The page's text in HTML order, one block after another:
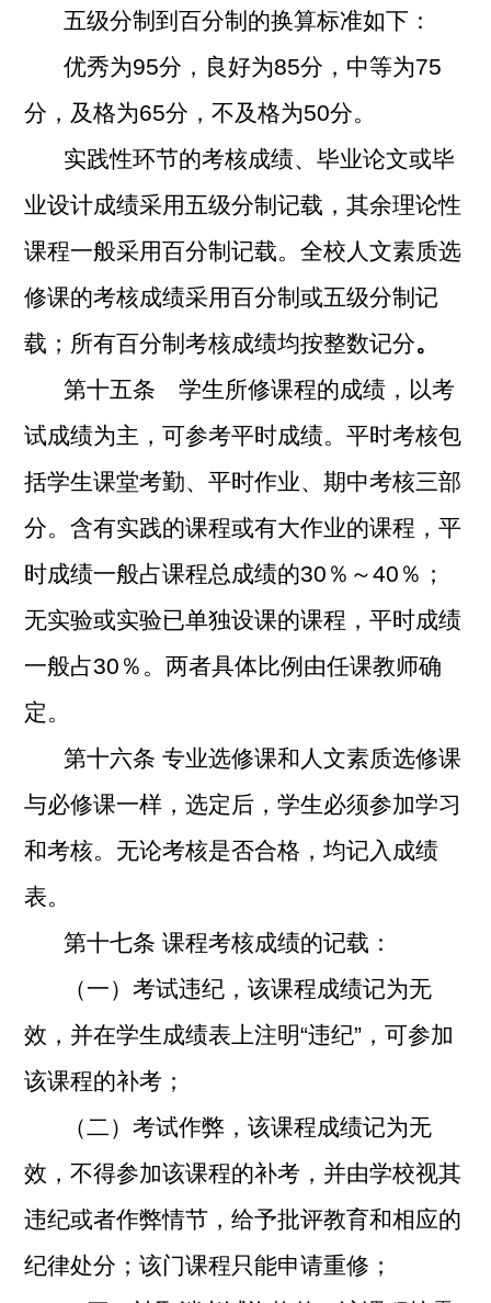
五级分制到百分制的换算标准如下：
优秀为95分，良好为85分，中等为75
分，及格为65分，不及格为50分。
实践性环节的考核成绩、毕业论文或毕
业设计成绩采用五级分制记载，其余理论性
课程一般采用百分制记载。全校人文素质选
修课的考核成绩采用百分制或五级分制记
载；所有百分制考核成绩均按整数记分。
第十五条 学生所修课程的成绩，以考
试成绩为主，可参考平时成绩。平时考核包
括学生课堂考勤、平时作业、期中考核三部
分。含有实践的课程或有大作业的课程，平
时成绩一般占课程总成绩的30％～40％；
无实验或实验已单独设课的课程，平时成绩
一般占30％。两者具体比例由任课教师确
定。
第十六条 专业选修课和人文素质选修课
与必修课一样，选定后，学生必须参加学习
和考核。无论考核是否合格，均记入成绩
表。
第十七条 课程考核成绩的记载：
（一）考试违纪，该课程成绩记为无
效，并在学生成绩表上注明“违纪”，可参加
该课程的补考；
（二）考试作弊，该课程成绩记为无
效，不得参加该课程的补考，并由学校视其
违纪或者作弊情节，给予批评教育和相应的
纪律处分；该门课程只能申请重修；